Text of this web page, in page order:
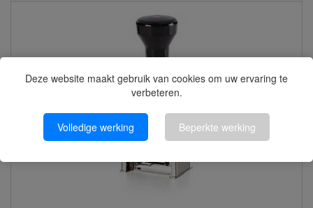
Deze website maakt gebruik van cookies om uw ervaring te
verbeteren.
Volledige werking Beperkte werking